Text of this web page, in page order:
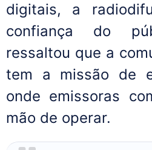
digitais, a
confiança do
ressaltou que a
tem a missão de
onde emissoras
mão de operar.